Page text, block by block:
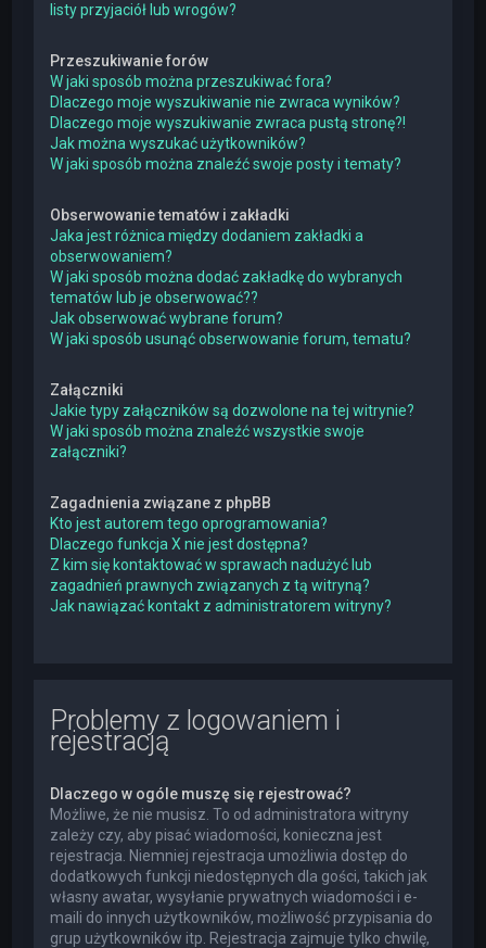
listy przyjaciół lub wrogów?
Przeszukiwanie forów
W jaki sposób można przeszukiwać fora?
Dlaczego moje wyszukiwanie nie zwraca wyników?
Dlaczego moje wyszukiwanie zwraca pustą stronę?!
Jak można wyszukać użytkowników?
W jaki sposób można znaleźć swoje posty i tematy?
Obserwowanie tematów i zakładki
Jaka jest różnica między dodaniem zakładki a
obserwowaniem?
W jaki sposób można dodać zakładkę do wybranych
tematów lub je obserwować??
Jak obserwować wybrane forum?
W jaki sposób usunąć obserwowanie forum, tematu?
Załączniki
Jakie typy załączników są dozwolone na tej witrynie?
W jaki sposób można znaleźć wszystkie swoje
załączniki?
Zagadnienia związane z phpBB
Kto jest autorem tego oprogramowania?
Dlaczego funkcja X nie jest dostępna?
Z kim się kontaktować w sprawach nadużyć lub
zagadnień prawnych związanych z tą witryną?
Jak nawiązać kontakt z administratorem witryny?
Problemy z logowaniem i
rejestracją
Dlaczego w ogóle muszę się rejestrować?
Możliwe, że nie musisz. To od administratora witryny
zależy czy, aby pisać wiadomości, konieczna jest
rejestracja. Niemniej rejestracja umożliwia dostęp do
dodatkowych funkcji niedostępnych dla gości, takich jak
własny awatar, wysyłanie prywatnych wiadomości i e-
maili do innych użytkowników, możliwość przypisania do
grup użytkowników itp. Rejestracja zajmuje tylko chwilę,